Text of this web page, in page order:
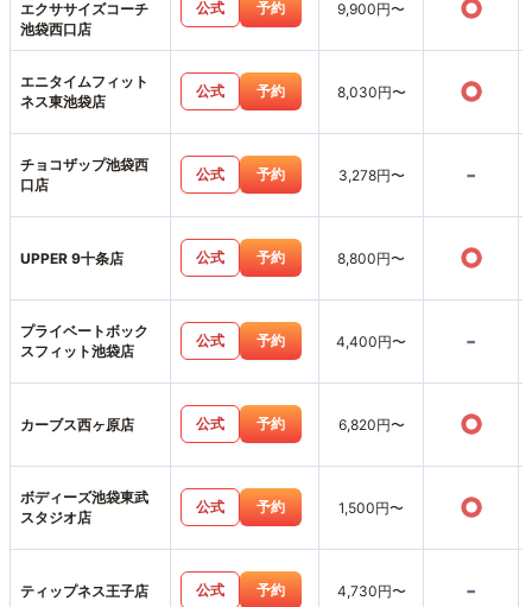
エクササイズコーチ
池袋西口店
公式 予約 9,900円〜 ○
エニタイムフィット
ネス東池袋店
公式 予約 8,030円〜 ○
チョコザップ池袋西
口店
公式 予約 3,278円〜 -
UPPER 9十条店 公式 予約 8,800円〜 ○
プライベートボック
スフィット池袋店
公式 予約 4,400円〜 -
カーブス西ヶ原店 公式 予約 6,820円〜 ○
ボディーズ池袋東武
スタジオ店
公式 予約 1,500円〜 ○
ティップネス王子店 公式 予約 4,730円〜 -